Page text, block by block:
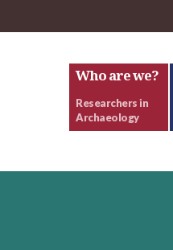
Who are we?
Researchers in
Archaeology